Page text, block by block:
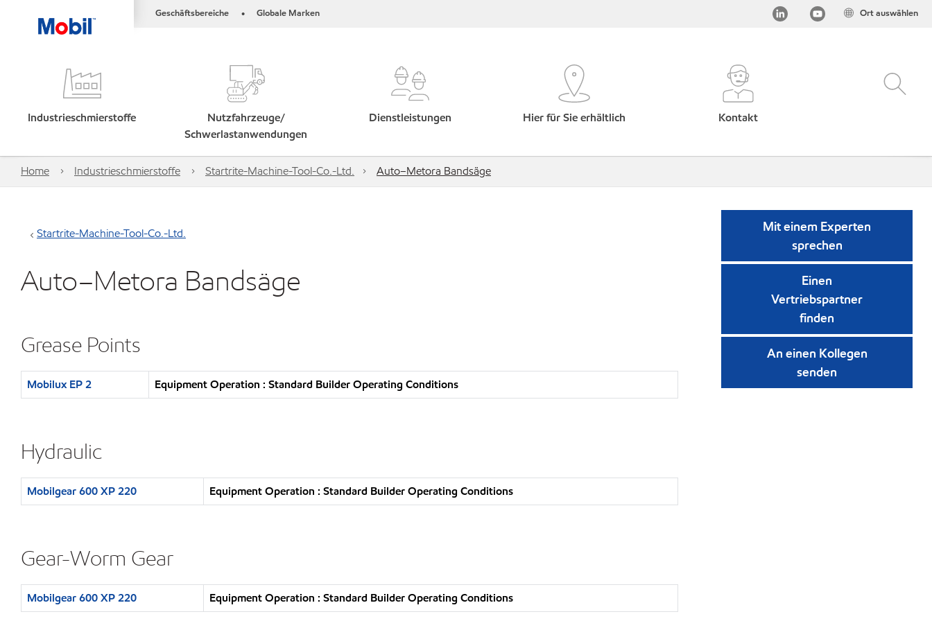
Geschäftsbereiche • Globale Marken Ort auswählen
Industrieschmierstoffe
Nutzfahrzeuge/
Schwerlastanwendungen
Dienstleistungen Hier für Sie erhältlich Kontakt
Home Industrieschmierstoffe Startrite-Machine-Tool-Co.-Ltd. Auto–Metora Bandsäge
Startrite-Machine-Tool-Co.-Ltd.
Auto–Metora Bandsäge
Grease Points
Mobilux EP 2 Equipment Operation : Standard Builder Operating Conditions
Hydraulic
Mobilgear 600 XP 220 Equipment Operation : Standard Builder Operating Conditions
Gear-Worm Gear
Mobilgear 600 XP 220 Equipment Operation : Standard Builder Operating Conditions
Mit einem Experten
sprechen
Einen
Vertriebspartner
finden
An einen Kollegen
senden